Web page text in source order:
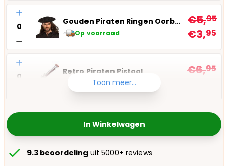
Aantal
Gouden Piraten Ringen Oorbellen
Op voorraad
€5,95
€3,95
Aantal
Retro Piraten Pistool
Op voorraad
€6,95
Toon meer...
In Winkelwagen
9.3 beoordeling uit 5000+ reviews